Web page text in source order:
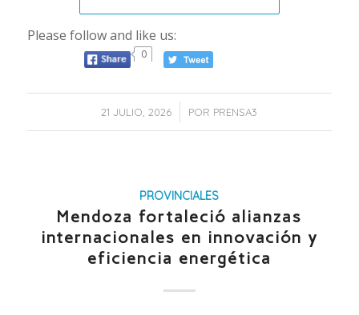
Please follow and like us:
0
21 JULIO, 2026
/ POR PRENSA3
PROVINCIALES
Mendoza fortaleció alianzas
internacionales en innovación y
eficiencia energética